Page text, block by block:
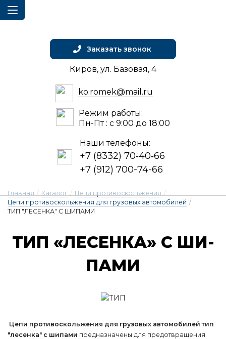
Наши телефоны:
+7 (8332) 70‑40‑66
+7 (912) 700-74-66
ko.romek@mail.ru
Режим работы:
Пн-Пт : с 9:00 до 18:00
Заказать звонок
Киров, ул. Базовая, 4
Главная / Каталог / Цепи противоскольжения /
Цепи противоскольжения для грузовых автомобилей /
ТИП "ЛЕСЕНКА" С ШИПАМИ
ТИП «ЛЕ­СЕН­КА» С ШИ­
ПА­МИ
Цепи противоскольжения для грузовых автомобилей тип
"лесенка" с шипами предназначены для предотвращения